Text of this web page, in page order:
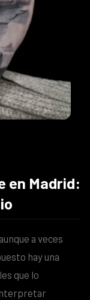
en Madrid:
a veces
hay una
que lo